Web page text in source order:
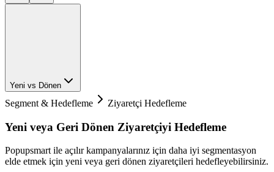
Yeni vs Dönen
Segment & Hedefleme Ziyaretçi Hedefleme
Yeni veya Geri Dönen Ziyaretçiyi Hedefleme
Popupsmart ile açılır kampanyalarınız için daha iyi segmentasyon
elde etmek için yeni veya geri dönen ziyaretçileri hedefleyebilirsiniz.